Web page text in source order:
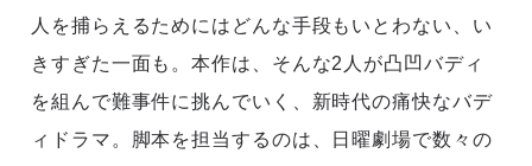
⼈を捕らえるためにはどんな⼿段もいとわない、い
きすぎた⼀⾯も。本作は、そんな2人が凸凹バディ
を組んで難事件に挑んでいく、新時代の痛快なバデ
ィドラマ。脚本を担当するのは、日曜劇場で数々の